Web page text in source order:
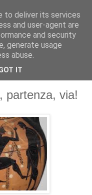
per condividere
partenza, via!
to deliver its services
and user-agent are
and security
generate usage
abuse.
IT